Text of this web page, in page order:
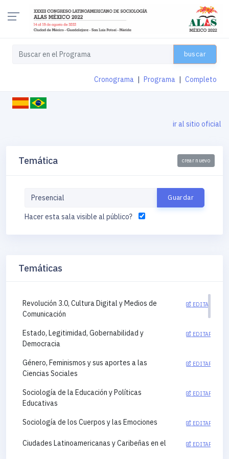
buscar
Cronograma Programa Completo
ir al sitio oficial
Temática crear nuevo
Hacer esta sala visible al público?
Temáticas
Revolución 3.0, Cultura Digital y Medios de
Comunicación
EDITAR
Estado, Legitimidad, Gobernabilidad y
Democracia
EDITAR
Género, Feminismos y sus aportes a las
Ciencias Sociales
EDITAR
Sociología de la Educación y Políticas
Educativas
EDITAR
Sociología de los Cuerpos y las Emociones EDITAR
Ciudades Latinoamericanas y Caribeñas en el
EDITAR